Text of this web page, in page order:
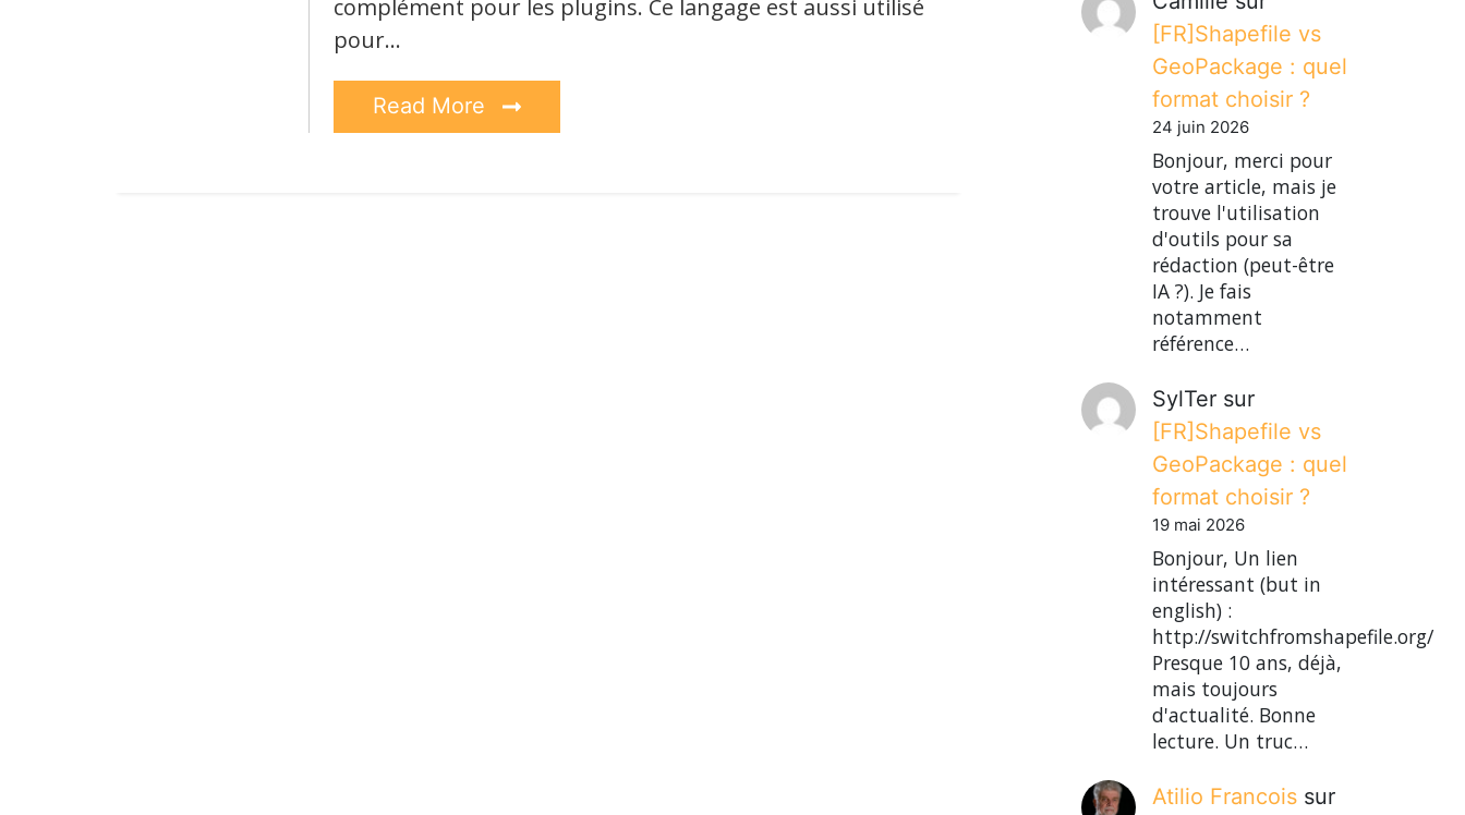
complément pour les plugins. Ce langage est aussi utilisé
pour…
Read More
[FR]Shapefile vs
GeoPackage : quel
format choisir ?
24 juin 2026
Bonjour, merci pour
votre article, mais je
trouve l'utilisation
d'outils pour sa
rédaction (peut-être
IA ?). Je fais
notamment
référence…
SylTer sur
[FR]Shapefile vs
GeoPackage : quel
format choisir ?
19 mai 2026
Bonjour, Un lien
intéressant (but in
english) :
http://switchfromshapefile.org/
Presque 10 ans, déjà,
mais toujours
d'actualité. Bonne
lecture. Un truc…
Atilio Francois sur